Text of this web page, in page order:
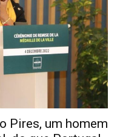
Pires, um homem